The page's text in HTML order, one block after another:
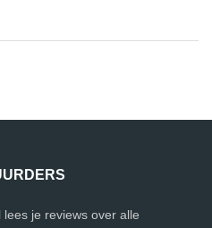
je reviews over alle